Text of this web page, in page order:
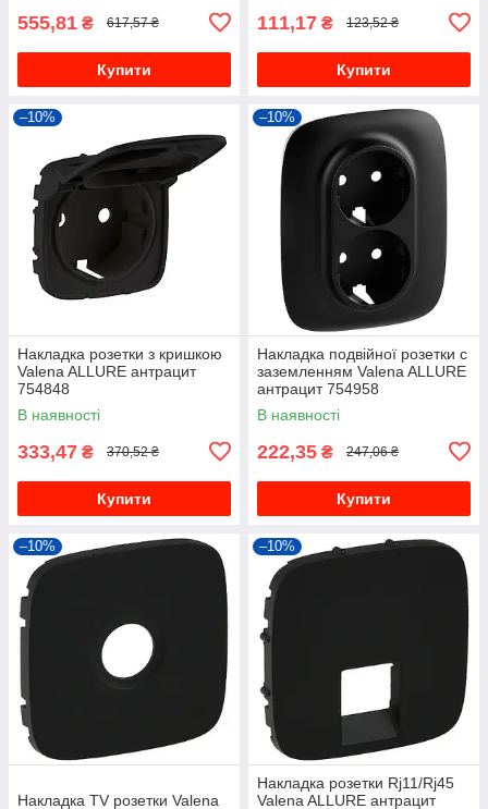
555,81 ₴ 617,57 ₴
Купити
111,17 ₴ 123,52 ₴
Купити
–10%
Накладка розетки з кришкою
Valena ALLURE антрацит
754848
В наявності
333,47 ₴ 370,52 ₴
Купити
–10%
Накладка подвійної розетки с
заземленням Valena ALLURE
антрацит 754958
В наявності
222,35 ₴ 247,06 ₴
Купити
–10%
Накладка TV розетки Valena
–10%
Накладка розетки Rj11/Rj45
Valena ALLURE антрацит